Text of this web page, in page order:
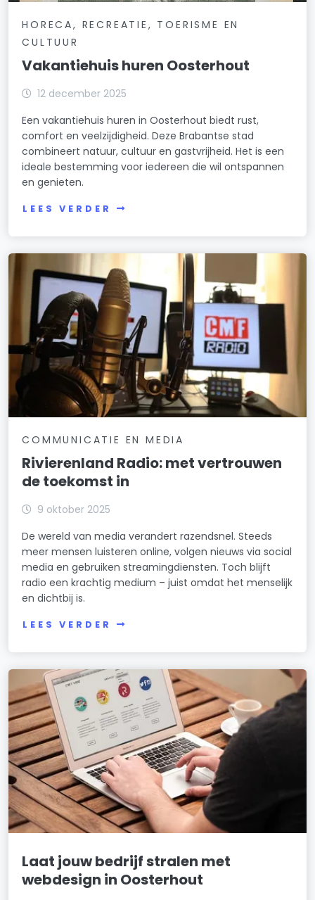
HORECA, RECREATIE, TOERISME EN
CULTUUR
Vakantiehuis huren Oosterhout
12 december 2025
Een vakantiehuis huren in Oosterhout biedt rust,
comfort en veelzijdigheid. Deze Brabantse stad
combineert natuur, cultuur en gastvrijheid. Het is een
ideale bestemming voor iedereen die wil ontspannen
en genieten.
LEES VERDER
COMMUNICATIE EN MEDIA
Rivierenland Radio: met vertrouwen
de toekomst in
9 oktober 2025
De wereld van media verandert razendsnel. Steeds
meer mensen luisteren online, volgen nieuws via social
media en gebruiken streamingdiensten. Toch blijft
radio een krachtig medium – juist omdat het menselijk
en dichtbij is.
LEES VERDER
Laat jouw bedrijf stralen met
webdesign in Oosterhout